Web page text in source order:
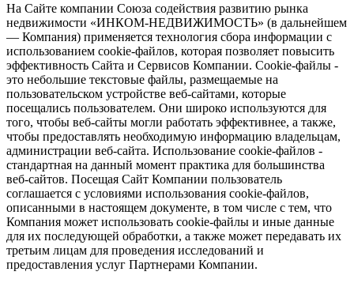
На Сайте компании Союза содействия развитию рынка
недвижимости «ИНКОМ-НЕДВИЖИМОСТЬ» (в дальнейшем
— Компания) применяется технология сбора информации с
использованием cookie-файлов, которая позволяет повысить
эффективность Сайта и Сервисов Компании. Сookie-файлы -
это небольшие текстовые файлы, размещаемые на
пользовательском устройстве веб-сайтами, которые
посещались пользователем. Они широко используются для
того, чтобы веб-сайты могли работать эффективнее, а также,
чтобы предоставлять необходимую информацию владельцам,
администрации веб-сайта. Использование cookie-файлов -
стандартная на данный момент практика для большинства
веб-сайтов. Посещая Сайт Компании пользователь
соглашается с условиями использования cookie-файлов,
описанными в настоящем документе, в том числе с тем, что
Компания может использовать cookie-файлы и иные данные
для их последующей обработки, а также может передавать их
третьим лицам для проведения исследований и
предоставления услуг Партнерами Компании.